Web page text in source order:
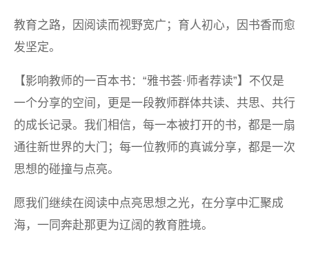
教育之路，因阅读而视野宽广；育人初心，因书香而愈
发坚定。
【影响教师的一百本书：“雅书荟·师者荐读”】不仅是
一个分享的空间，更是一段教师群体共读、共思、共行
的成长记录。我们相信，每一本被打开的书，都是一扇
通往新世界的大门；每一位教师的真诚分享，都是一次
思想的碰撞与点亮。
愿我们继续在阅读中点亮思想之光，在分享中汇聚成
海，一同奔赴那更为辽阔的教育胜境。